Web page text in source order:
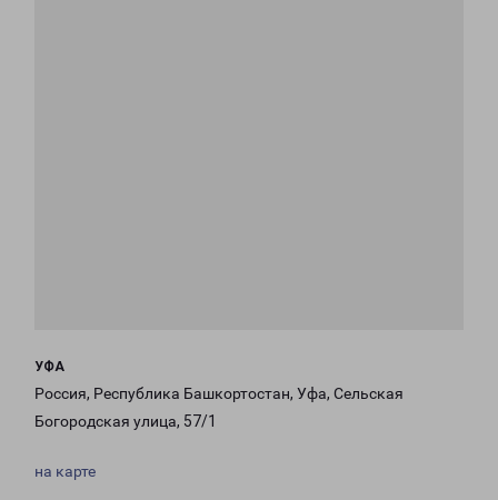
УФА
Россия, Республика Башкортостан, Уфа, Сельская
Богородская улица, 57/1
на карте